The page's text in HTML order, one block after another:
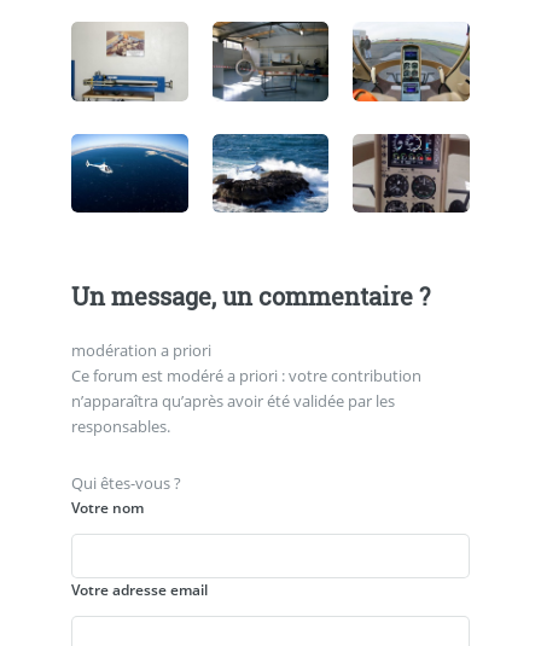
Un message, un commentaire ?
modération a priori
Ce forum est modéré a priori : votre contribution
n’apparaîtra qu’après avoir été validée par les
responsables.
Qui êtes-vous ?
Votre nom
Votre adresse email